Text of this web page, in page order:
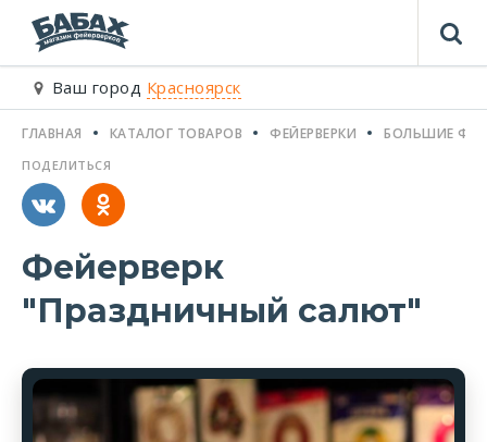
Ваш город Красноярск
ГЛАВНАЯ КАТАЛОГ ТОВАРОВ ФЕЙЕРВЕРКИ БОЛЬШИЕ
Фейерверк
"Праздничный салют"
ПОДЕЛИТЬСЯ